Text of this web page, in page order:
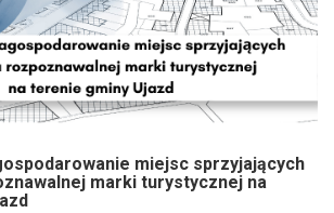
miejsc sprzyjających
marki turystycznej na